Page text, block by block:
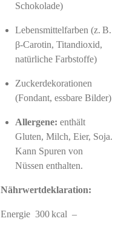
Schokolade)
Lebensmittelfarben (z. B.
β‑Carotin, Titandioxid,
natürliche Farbstoffe)
Zuckerdekorationen
(Fondant, essbare Bilder)
Allergene: enthält
Gluten, Milch, Eier, Soja.
Kann Spuren von
Nüssen enthalten.
Nährwertdeklaration:
Energie 300 kcal –